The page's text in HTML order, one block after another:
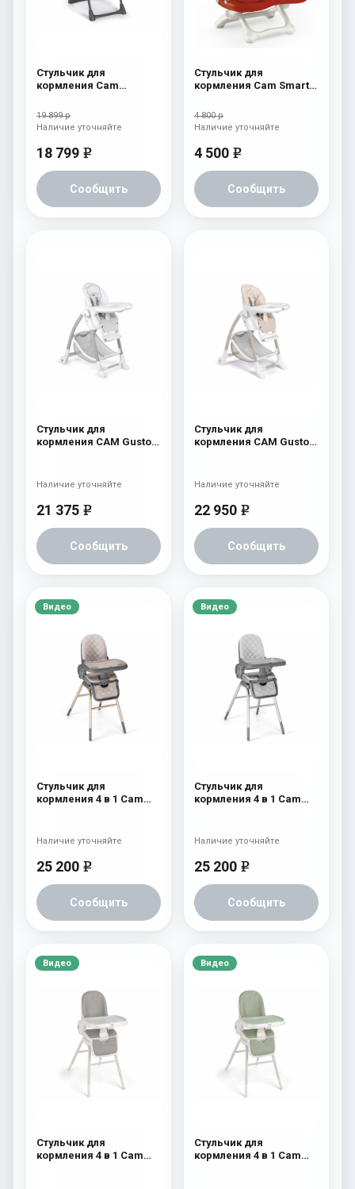
Стульчик для
кормления Cam
мятный
19 899 р
18 799 e
Сообщить
Наличие уточняйте
Стульчик для
кормления Cam Smarty
4 800 р
4 500 e
Сообщить
Наличие уточняйте
Стульчик для
кормления CAM Gusto
21 375 e
Сообщить
Наличие уточняйте
Стульчик для
кормления CAM Gusto
22 950 e
Сообщить
Наличие уточняйте
Видео
Стульчик для
кормления 4 в 1 Cam
25 200 e
Сообщить
Наличие уточняйте
Видео
Стульчик для
кормления 4 в 1 Cam
25 200 e
Сообщить
Наличие уточняйте
Видео
Стульчик для
кормления 4 в 1 Cam
Видео
Стульчик для
кормления 4 в 1 Cam